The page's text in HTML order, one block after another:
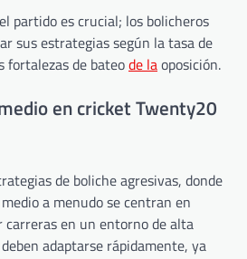
partido es crucial; los bolicheros
sus estrategias según la tasa de
fortalezas de bateode laoposición.
en cricket Twenty20
de boliche agresivas, donde
a menudo se centran en
en un entorno de alta
adaptarse rápidamente, ya